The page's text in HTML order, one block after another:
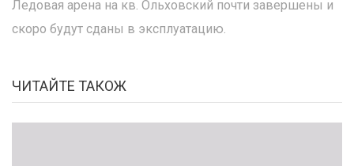
Ледовая арена на кв. Ольховский почти завершены и
скоро будут сданы в эксплуатацию.
ЧИТАЙТЕ ТАКОЖ